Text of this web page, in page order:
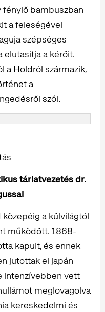
fénylő bambuszban
a feleségével
szépséges
elutasítja a kérőit.
a Holdról származik,
a
szól.
tárlatvezetés dr.
közepéig a külvilágtól
működött. 1868-
kapuit, és ennek
jutottak el japán
intenzívebben vett
meglovagolva
kereskedelmi és